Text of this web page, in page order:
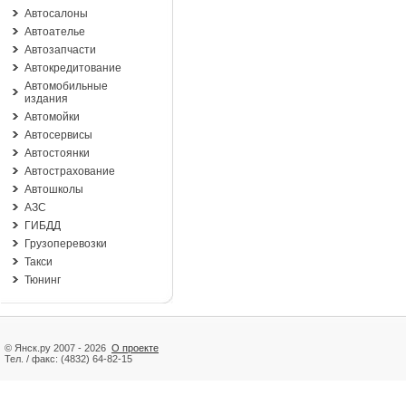
Автосалоны
Автоателье
Автозапчасти
Автокредитование
Автомобильные
издания
Автомойки
Автосервисы
Автостоянки
Автострахование
Автошколы
АЗС
ГИБДД
Грузоперевозки
Такси
Тюнинг
© Янск.ру 2007 - 2026 О проекте
Тел. / факс: (4832) 64-82-15